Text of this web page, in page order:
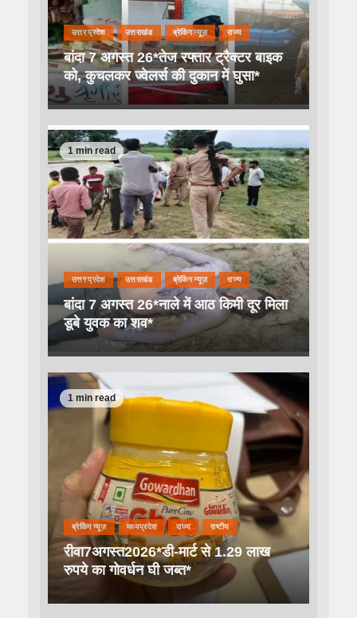
उत्तर प्रदेश उत्तराखंड ब्रेकिंग न्यूज़ राज्य
बांदा 7 अगस्त 26*तेज रफ्तार ट्रैक्टर बाइक
को, कुचलकर ज्वेलर्स की दुकान में घुसा*
1 min read
उत्तर प्रदेश उत्तराखंड ब्रेकिंग न्यूज़ राज्य
बांदा 7 अगस्त 26*नाले में आठ किमी दूर मिला
डूबे युवक का शव*
1 min read
ब्रेकिंग न्यूज़ मध्यप्रदेश राज्य राष्टीय
रीवा7अगस्त2026*डी-मार्ट से 1.29 लाख
रुपये का गोवर्धन घी जब्त*